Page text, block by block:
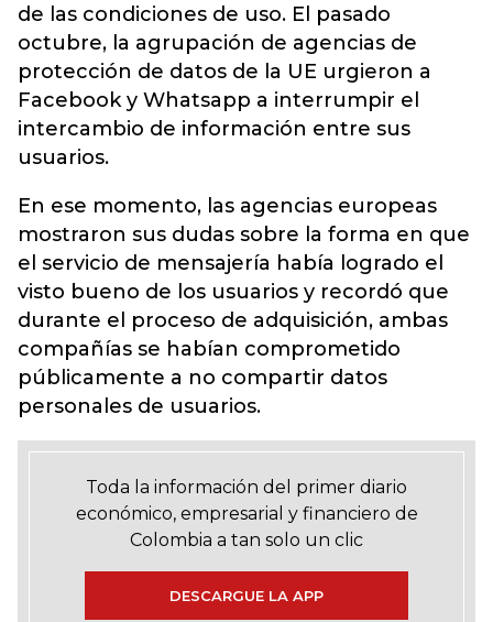
de las condiciones de uso. El pasado
octubre, la agrupación de agencias de
protección de datos de la UE urgieron a
Facebook y Whatsapp a interrumpir el
intercambio de información entre sus
usuarios.
En ese momento, las agencias europeas
mostraron sus dudas sobre la forma en que
el servicio de mensajería había logrado el
visto bueno de los usuarios y recordó que
durante el proceso de adquisición, ambas
compañías se habían comprometido
públicamente a no compartir datos
personales de usuarios.
Toda la información del primer diario
económico, empresarial y financiero de
Colombia a tan solo un clic
DESCARGUE LA APP